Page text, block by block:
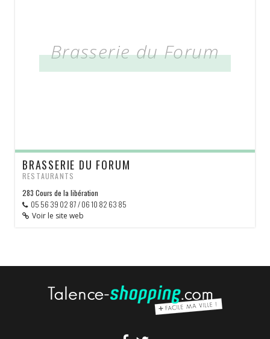
Brasserie du Forum
BRASSERIE DU FORUM
RESTAURANTS
283 Cours de la libération
05 56 39 02 87 / 06 10 82 63 85
Voir le site web